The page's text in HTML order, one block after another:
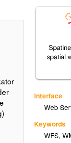
Interface
Web
Keywords
WFS,